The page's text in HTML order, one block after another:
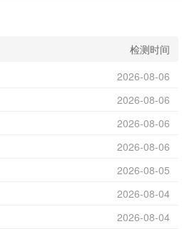
检测时间
2026-08-06
2026-08-06
2026-08-06
2026-08-06
2026-08-05
2026-08-04
2026-08-04